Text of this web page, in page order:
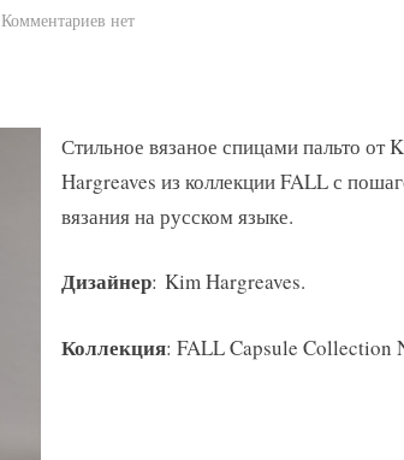
Комментариев кнет
Стильное вязаное спицами пальто от
Hargreaves из коллекции FALL с
вязания на русском языке.
Дизайнер: Kim Hargreaves.
Коллекция: FALL Capsule Collection